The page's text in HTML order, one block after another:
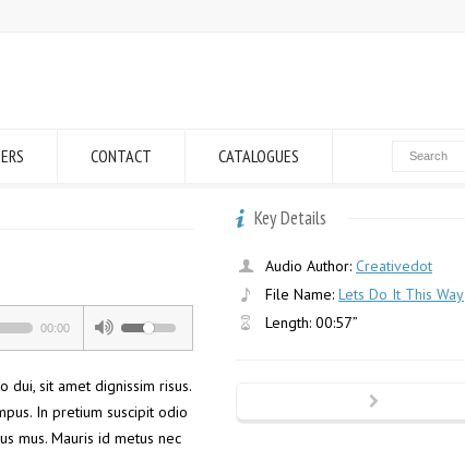
CONTACT CATALOGUES
00:00
dui, sit amet dignissim risus.
In pretium suscipit odio
mus. Mauris id metus nec
Key Details
Audio Author: Creativedot
File Name: Lets Do It This Way
Length: 00:57”